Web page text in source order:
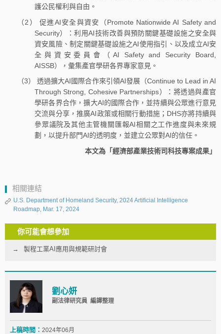
護公民權利與自由。
（2） 促進AI安全與資安（Promote Nationwide AI Safety and
Security）：利用AI技術改善與預防關鍵基礎設施之安全與
資安風險、制定關鍵基礎設施之AI使用指引、以及成立AI安
全與資安委員會（AI Safety and Security Board,
AISSB），彙集產官學研各界專家意見。
（3） 透過擴大AI國際合作來引領AI發展（Continue to Lead in AI
Through Strong, Cohesive Partnerships）：將透過與產官
學研各界合作，擴大AI的國際合作，並持續與公眾進行意見
交流與分享，推廣AI政策或相關行動措施；DHS亦將持續與
參眾議院及其他主管機關匯報AI相關之工作進度與未來規
劃，以提升部門AI的透明度，並建立公眾對AI的信任。
本文為「經濟部產業技術司科技專案成果」
相關連結
U.S. Department of Homeland Security, 2024 Artificial Intelligence
Roadmap, Mar. 17, 2024
你可能會想參加
製程工業AI應用與規範研討會
劉心妍
副法律研究員 編譯整理
上稿時間： 2024年06月